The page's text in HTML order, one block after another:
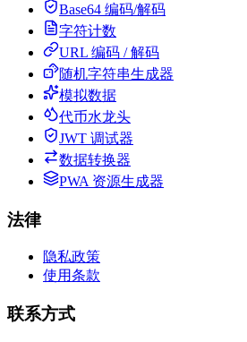
Base64 编码/解码
字符计数
URL 编码 / 解码
随机字符串生成器
模拟数据
代币水龙头
JWT 调试器
数据转换器
PWA 资源生成器
法律
隐私政策
使用条款
联系方式